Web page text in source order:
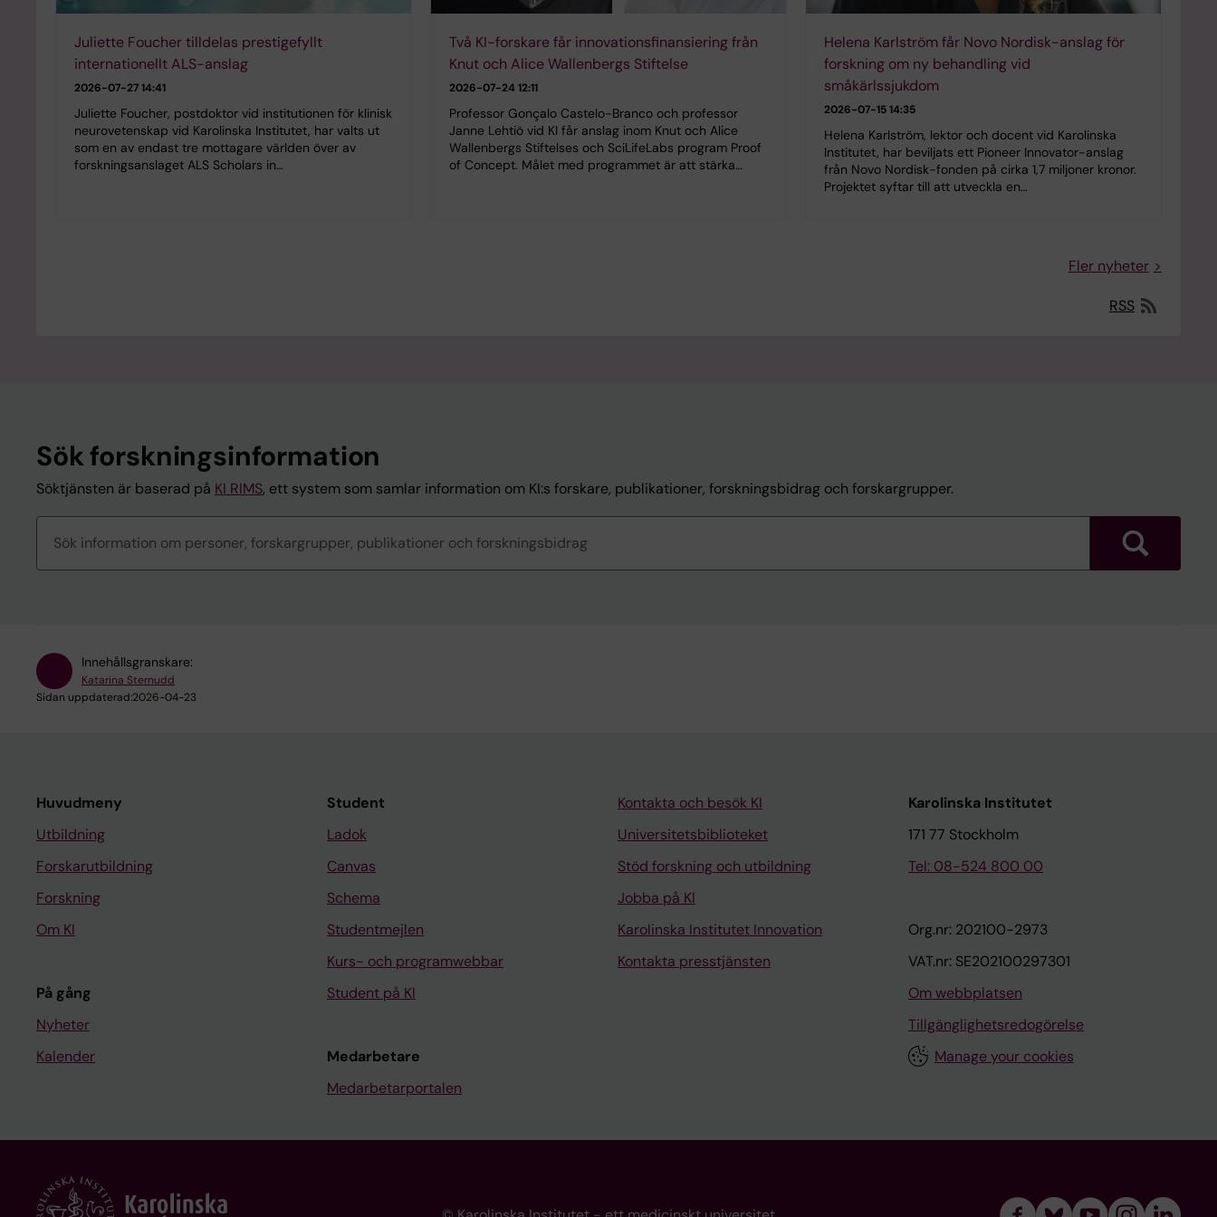
Juliette Foucher tilldelas prestigefyllt
internationellt ALS-anslag
2026-07-27 14:41
Juliette Foucher, postdoktor vid institutionen för klinisk
neurovetenskap vid Karolinska Institutet, har valts ut
som en av endast tre mottagare världen över av
forskningsanslaget ALS Scholars in…
Två KI-forskare får innovationsfinansiering från
Knut och Alice Wallenbergs Stiftelse
2026-07-24 12:11
Professor Gonçalo Castelo-Branco och professor
Janne Lehtiö vid KI får anslag inom Knut och Alice
Wallenbergs Stiftelses och SciLifeLabs program Proof
of Concept. Målet med programmet är att stärka…
Helena Karlström får Novo Nordisk-anslag för
forskning om ny behandling vid
småkärlssjukdom
2026-07-15 14:35
Helena Karlström, lektor och docent vid Karolinska
Institutet, har beviljats ett Pioneer Innovator-anslag
från Novo Nordisk-fonden på cirka 1,7 miljoner kronor.
Projektet syftar till att utveckla en…
Fler nyheter
RSS
Sök forskningsinformation
Söktjänsten är baserad på KI RIMS, ett system som samlar information om KI:s forskare, publikationer, forskningsbidrag och forskargrupper.
forskningsinformation
Sök
Innehållsgranskare:
Katarina Sternudd
Sidan uppdaterad:2026-04-23
Huvudmeny
Utbildning
Forskarutbildning
Forskning
Om KI
På gång
Nyheter
Kalender
Student
Ladok
Canvas
Schema
Studentmejlen
Kurs- och programwebbar
Student på KI
Medarbetare
Medarbetarportalen
Kontakta och besök KI
Universitetsbiblioteket
Stöd forskning och utbildning
Jobba på KI
Karolinska Institutet Innovation
Kontakta presstjänsten
Karolinska Institutet
171 77 Stockholm
Tel: 08-524 800 00
Org.nr: 202100-2973
VAT.nr: SE202100297301
Om webbplatsen
Tillgänglighetsredogörelse
Manage your cookies